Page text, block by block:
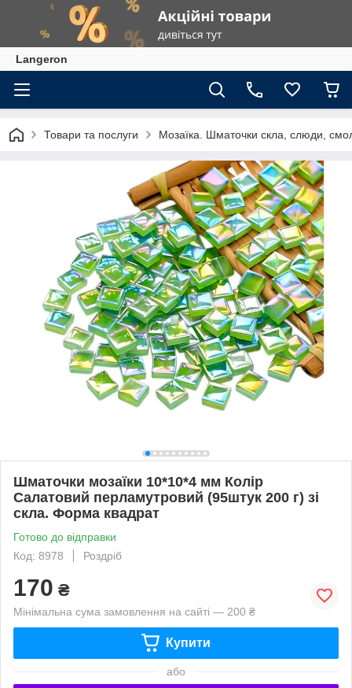
Langeron
Товари та послуги Мозаїка. Шматочки скла, слюди,
Шматочки мозаїки 10*10*4 мм Колір
Салатовий перламутровий (95штук 200 г) зі
скла. Форма квадрат
Готово до відправки
Код: 8978
Роздріб
170 ₴
Мінімальна сума замовлення на сайті — 200 ₴
Купити
або